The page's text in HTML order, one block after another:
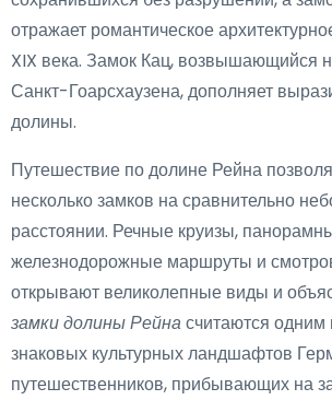
отражает романтическое
XIX века. Замок Кац, возвышающийся
Санкт-Гоарсхаузена, дополняет
долины.
Путешествие по долине Рейна
несколько замков на сравнительно
расстоянии. Речные круизы,
железнодорожные маршруты и
открывают великолепные виды и
замки долины Рейнасчитаются
знаковых культурных ландшафтов
путешественников, прибывающих на